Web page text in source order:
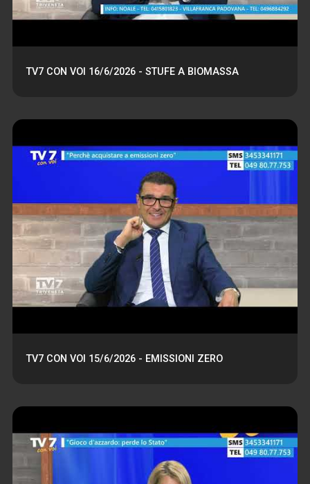
TV7 CON VOI 16/6/2026 - STUFE A BIOMASSA
TV7 CON VOI 15/6/2026 - EMISSIONI ZERO